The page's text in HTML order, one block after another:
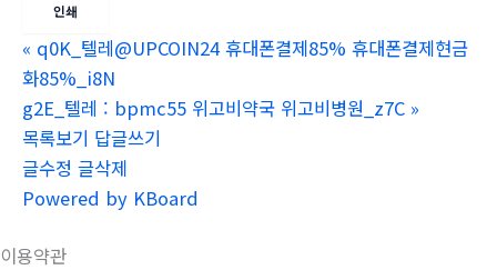
인쇄
« q0K_텔레@UPCOIN24 휴대폰결제85% 휴대폰결제현금
화85%_i8N
g2E_텔레 : bpmc55 위고비약국 위고비병원_z7C »
목록보기 답글쓰기
글수정 글삭제
Powered by KBoard
이용약관